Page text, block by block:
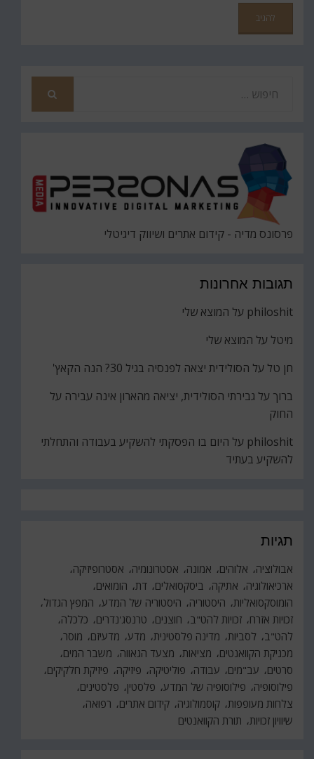
פרסונס מדיה - קידום אתרים ושיווק דיגיטלי
תגובות אחרונות
philoshit על המוצא שלי
מיטל על המוצא שלי
חן טל על הסולידית יצאה לפנסיה בגיל 30? הנה הקאץ'
ברוך על גבירתי הסולידית, יציאה מהארון אינה עבירה על
החוק
philoshit על היום בו הפסקתי להשקיע בעבודה והתחלתי
להשקיע בעתיד
תגיות
אבולוציה אלוהים אמונה אסטרונומיה
אסטרופיזיקה
ארכיאולוגיה
אתיקה ביסקסואלים דת הומואים
הומוסקסואליות היסטוריה היסטוריה של המדע המפץ הגדול
זכויות אזרח זכויות להט"ב חוצנים טרנסג'נדרים
כלכלה
להט"ב
לסביות מדינה פלסטינית מדע מדעיזם
מוסר
מכניקת הקוואנטים
מציאות מצעד הגאווה
משבר המים
סרטים
עב"מים עבודה פוליטיקה פיזיקה
פיזיקת חלקיקים
פילוסופיה
פילוסופיה של המדע פלסטין פלסטינים
צלחות מעופפות קוסמולוגיה קידום אתרים
רפואה
שיוויון זכויות תורת הקוואנטים